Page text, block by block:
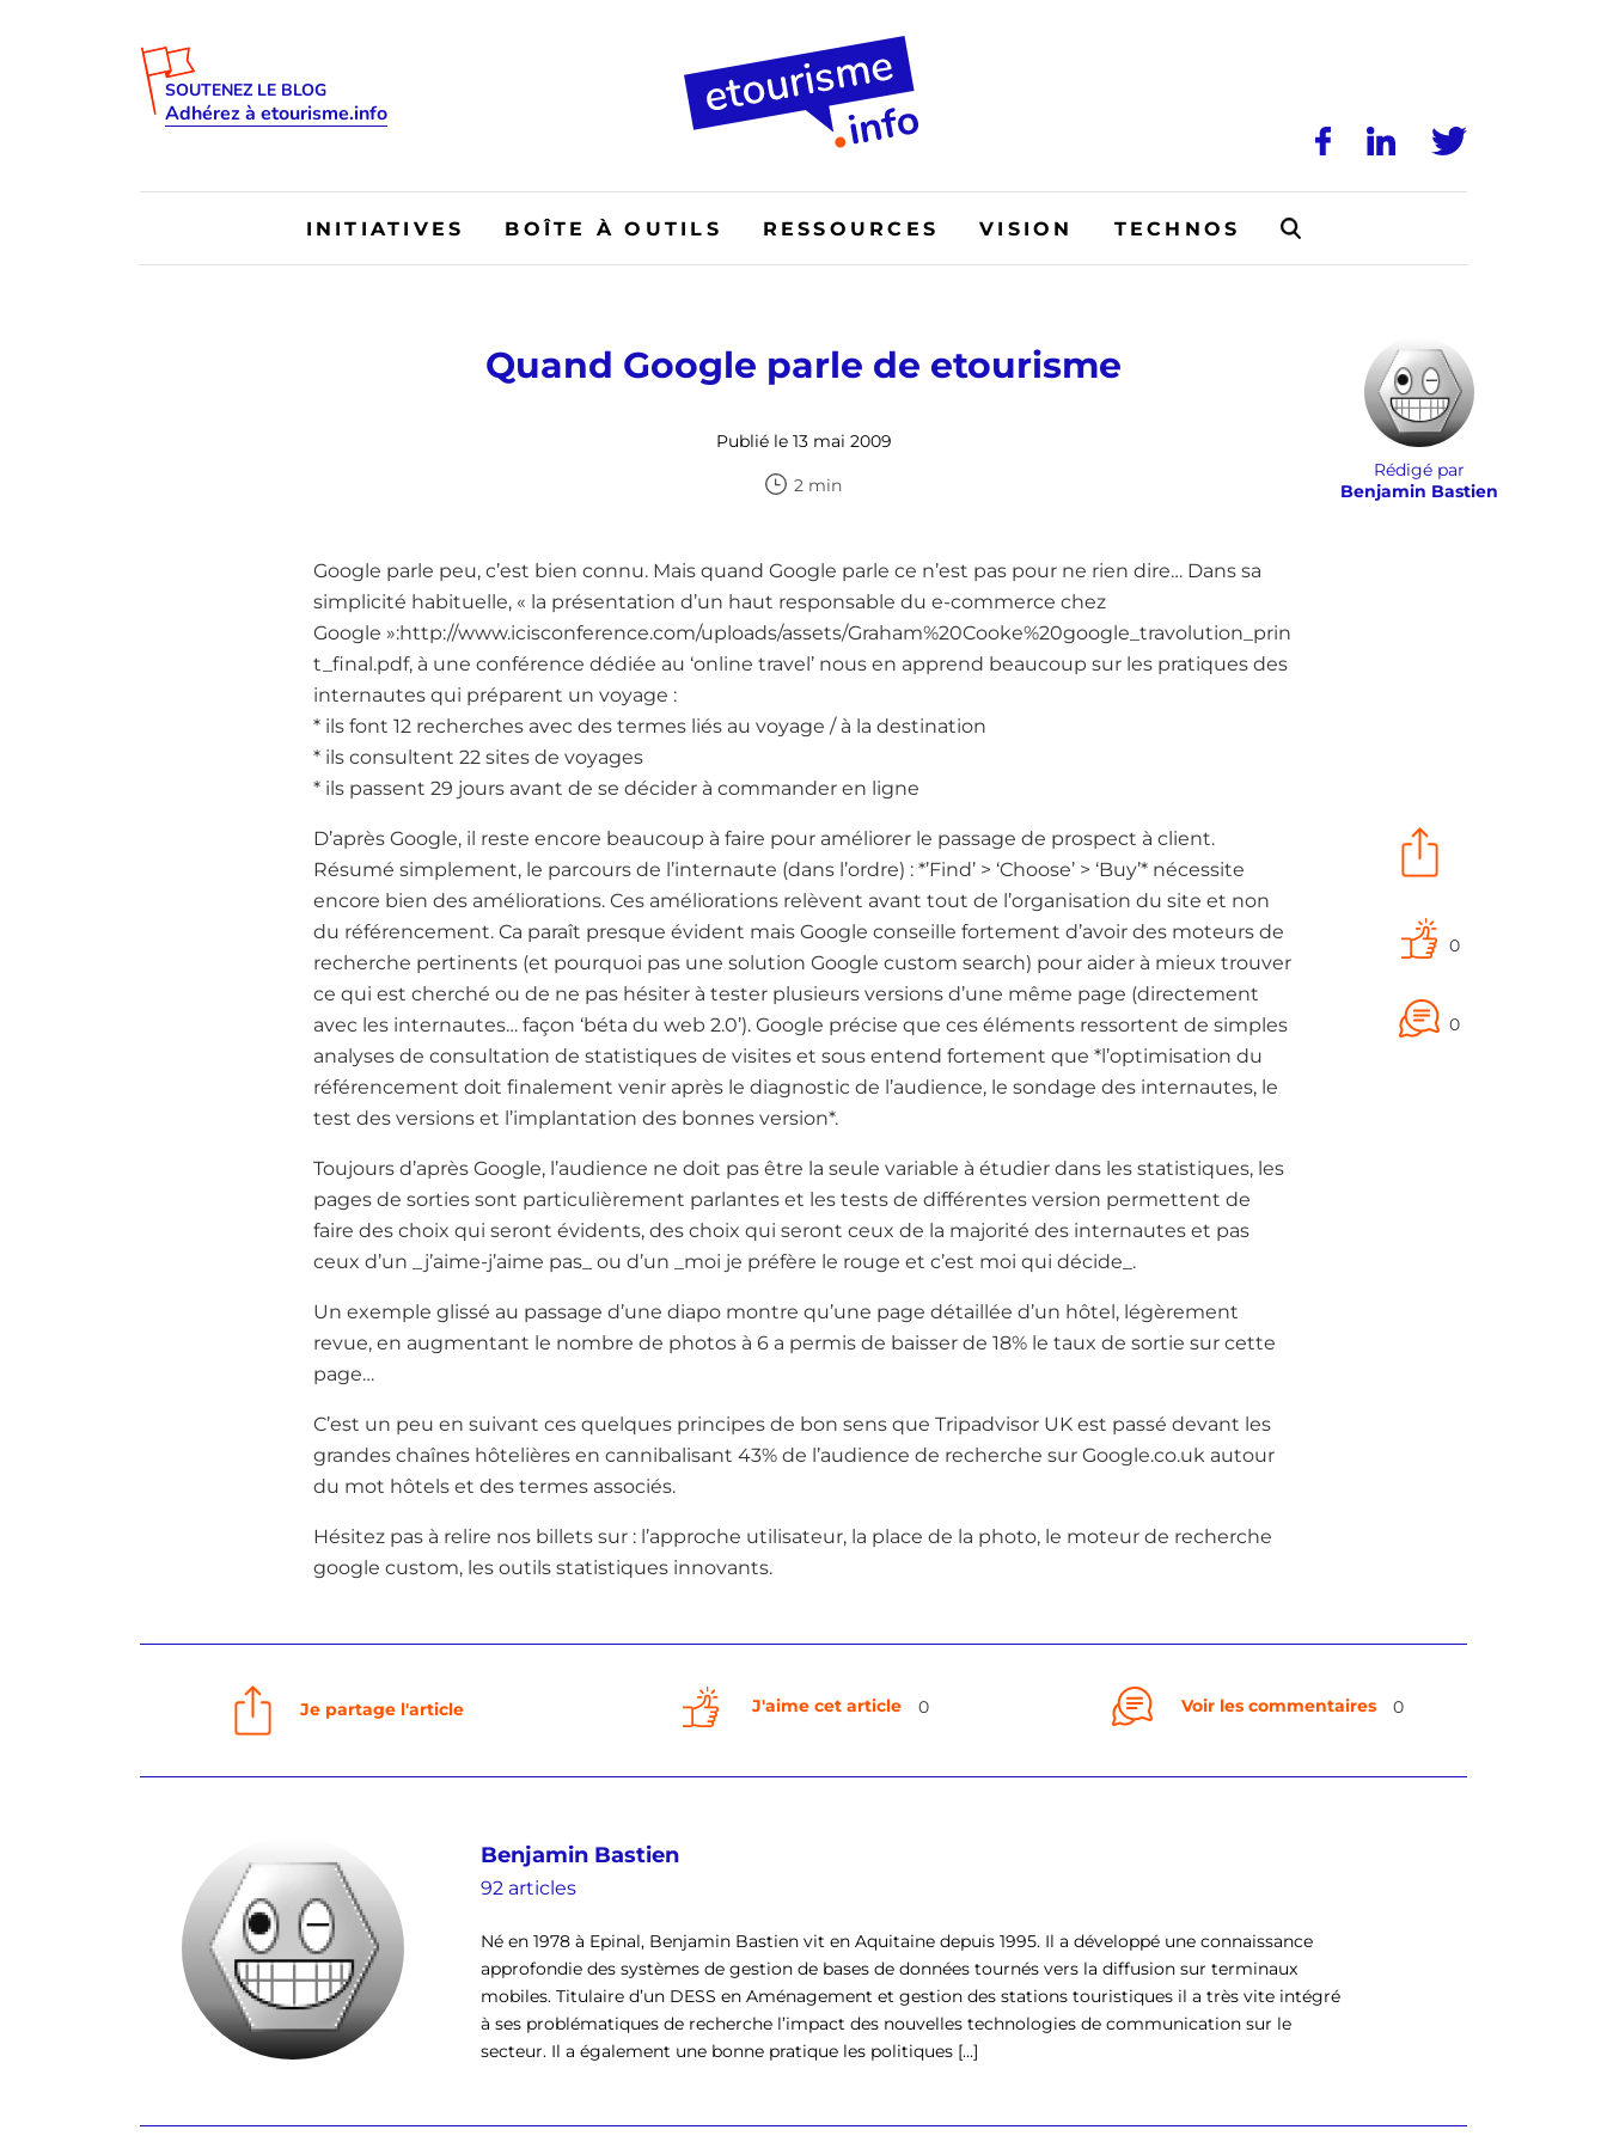
SOUTENEZ LE BLOG
Adhérez à etourisme.info
INITIATIVES BOÎTE À OUTILS RESSOURCES VISION TECHNOS
Quand Google parle de etourisme
Publié le 13 mai 2009
2 min
Rédigé par
Benjamin Bastien
0
0
Google parle peu, c’est bien connu. Mais quand Google parle ce n’est pas pour ne rien dire… Dans sa
simplicité habituelle, « la présentation d’un haut responsable du e-commerce chez
Google »:http://www.icisconference.com/uploads/assets/Graham%20Cooke%20google_travolution_prin
t_final.pdf, à une conférence dédiée au ‘online travel’ nous en apprend beaucoup sur les pratiques des
internautes qui préparent un voyage :
* ils font 12 recherches avec des termes liés au voyage / à la destination
* ils consultent 22 sites de voyages
* ils passent 29 jours avant de se décider à commander en ligne
D’après Google, il reste encore beaucoup à faire pour améliorer le passage de prospect à client.
Résumé simplement, le parcours de l’internaute (dans l’ordre) : *’Find’ > ‘Choose’ > ‘Buy’* nécessite
encore bien des améliorations. Ces améliorations relèvent avant tout de l’organisation du site et non
du référencement. Ca paraît presque évident mais Google conseille fortement d’avoir des moteurs de
recherche pertinents (et pourquoi pas une solution Google custom search) pour aider à mieux trouver
ce qui est cherché ou de ne pas hésiter à tester plusieurs versions d’une même page (directement
avec les internautes… façon ‘béta du web 2.0’). Google précise que ces éléments ressortent de simples
analyses de consultation de statistiques de visites et sous entend fortement que *l’optimisation du
référencement doit finalement venir après le diagnostic de l’audience, le sondage des internautes, le
test des versions et l’implantation des bonnes version*.
Toujours d’après Google, l’audience ne doit pas être la seule variable à étudier dans les statistiques, les
pages de sorties sont particulièrement parlantes et les tests de différentes version permettent de
faire des choix qui seront évidents, des choix qui seront ceux de la majorité des internautes et pas
ceux d’un _j’aime-j’aime pas_ ou d’un _moi je préfère le rouge et c’est moi qui décide_.
Un exemple glissé au passage d’une diapo montre qu’une page détaillée d’un hôtel, légèrement
revue, en augmentant le nombre de photos à 6 a permis de baisser de 18% le taux de sortie sur cette
page…
C’est un peu en suivant ces quelques principes de bon sens que Tripadvisor UK est passé devant les
grandes chaînes hôtelières en cannibalisant 43% de l’audience de recherche sur Google.co.uk autour
du mot hôtels et des termes associés.
Hésitez pas à relire nos billets sur : l’approche utilisateur, la place de la photo, le moteur de recherche
google custom, les outils statistiques innovants.
Je partage l'article J'aime cet article 0 Voir les commentaires 0
Benjamin Bastien
92 articles
Né en 1978 à Epinal, Benjamin Bastien vit en Aquitaine depuis 1995. Il a développé une connaissance
approfondie des systèmes de gestion de bases de données tournés vers la diffusion sur terminaux
mobiles. Titulaire d’un DESS en Aménagement et gestion des stations touristiques il a très vite intégré
à ses problématiques de recherche l’impact des nouvelles technologies de communication sur le
secteur. Il a également une bonne pratique les politiques [...]